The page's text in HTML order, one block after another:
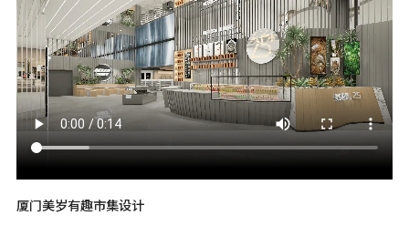
厦门美岁有趣市集设计